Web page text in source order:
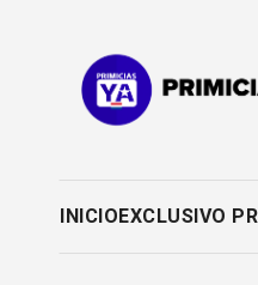
INICIOEXCLUSIVO